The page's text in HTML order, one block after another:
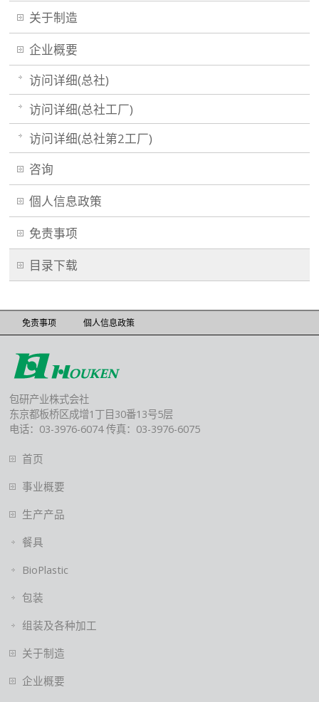
关于制造
企业概要
访问详细(总社)
访问详细(总社工厂)
访问详细(总社第2工厂)
咨询
個人信息政策
免责事项
目录下载
免责事项 個人信息政策
包研产业株式会社
东京都板桥区成增1丁目30番13号5层
电话：03-3976-6074 传真：03-3976-6075
首页
事业概要
生产产品
餐具
BioPlastic
包装
组装及各种加工
关于制造
企业概要